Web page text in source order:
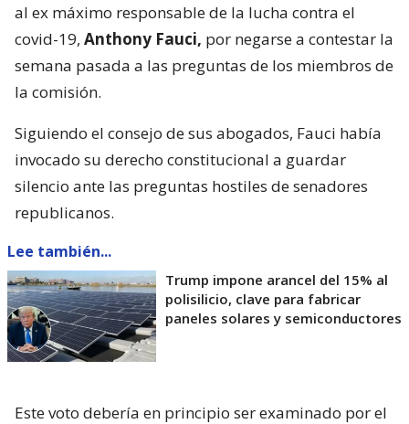
al ex máximo responsable de la lucha contra el
covid-19, Anthony Fauci, por negarse a contestar la
semana pasada a las preguntas de los miembros de
la comisión.
Siguiendo el consejo de sus abogados, Fauci había
invocado su derecho constitucional a guardar
silencio ante las preguntas hostiles de senadores
republicanos.
Lee también...
Trump impone arancel del 15% al
polisilicio, clave para fabricar
paneles solares y semiconductores
Este voto debería en principio ser examinado por el